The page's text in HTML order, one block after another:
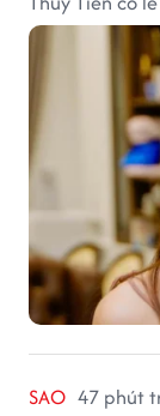
SAO 47 phút